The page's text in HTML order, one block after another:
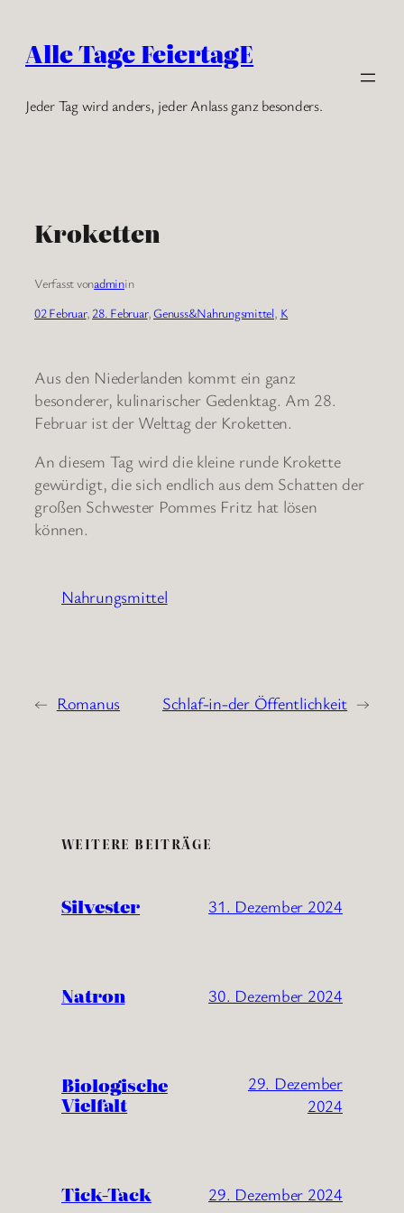
Inhalt
springen
Alle Tage FeiertagE
Jeder Tag wird anders, jeder Anlass ganz besonders.
Kroketten
Verfasst vonadminin
02 Februar, 28. Februar, Genuss&Nahrungsmittel, K
Aus den Niederlanden kommt ein ganz
besonderer, kulinarischer Gedenktag. Am 28.
Februar ist der Welttag der Kroketten.
An diesem Tag wird die kleine runde Krokette
gewürdigt, die sich endlich aus dem Schatten der
großen Schwester Pommes Fritz hat lösen
können.
Nahrungsmittel
← Romanus Schlaf-in-der Öffentlichkeit →
WEITERE BEITRÄGE
Silvester 31. Dezember 2024
Natron 30. Dezember 2024
Biologische
Vielfalt
29. Dezember
2024
Tick-Tack 29. Dezember 2024